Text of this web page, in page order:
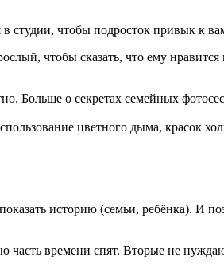
студии, чтобы подросток привык к
чтобы сказать, что ему
Больше о секретах семейных
цветного дыма, красок
историю (семьи, ребёнка). И
часть времени спят. Вторые не